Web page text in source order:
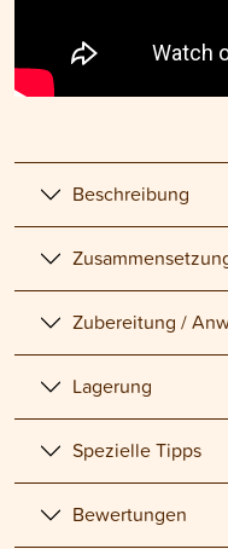
Beschreibung
Zubereitung /
Lagerung
Spezielle Tipps
Bewertungen